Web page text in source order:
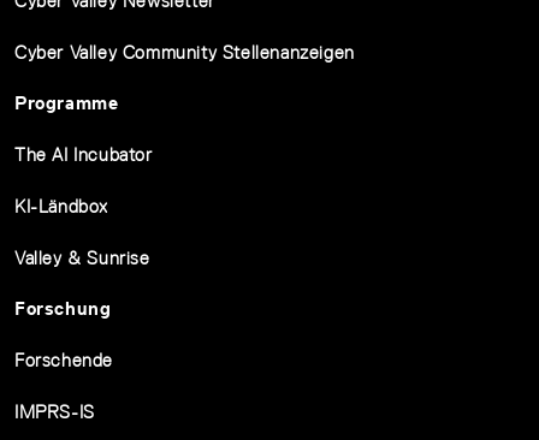
Cyber Valley Community Stellenanzeigen
Programme
The AI Incubator
KI-Ländbox
Valley & Sunrise
Forschung
Forschende
IMPRS-IS